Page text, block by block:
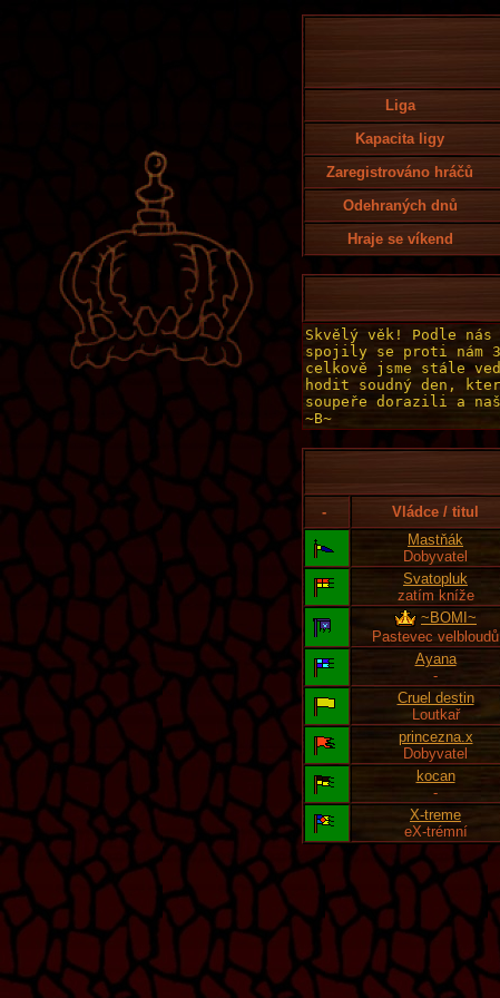
Liga
Kapacita ligy
Zaregistrováno hráčů
Odehraných dnů
Hraje se víkend
- Vládce / titul
Mastňák
Dobyvatel
Svatopluk
zatím kníže
~BOMI~
Pastevec velbloudů
Ayana
-
Cruel destin
Loutkař
princezna.x
Dobyvatel
kocan
-
X-treme
eX-trémní